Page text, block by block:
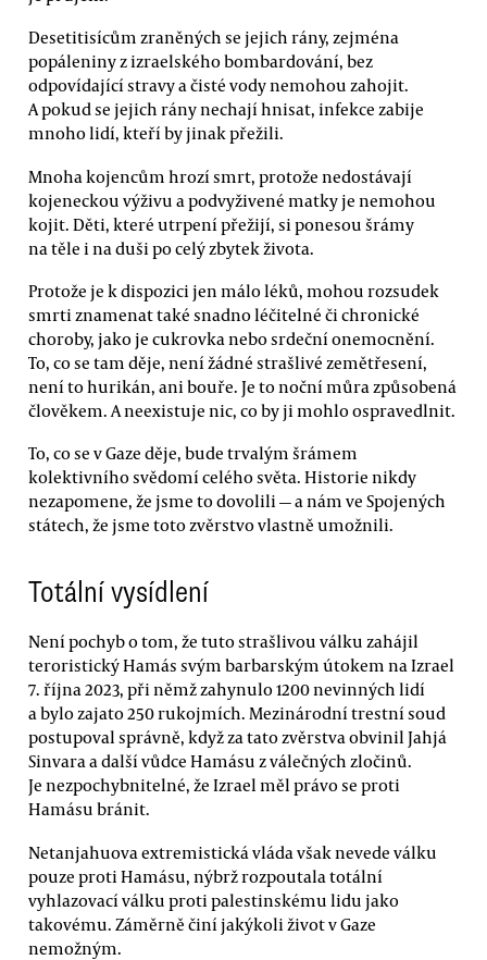
Desetitisícům zraněných se jejich rány, zejména
popáleniny z izraelského bombardování, bez
odpovídající stravy a čisté vody nemohou zahojit.
A pokud se jejich rány nechají hnisat, infekce zabije
mnoho lidí, kteří by jinak přežili.
Mnoha kojencům hrozí smrt, protože nedostávají
kojeneckou výživu a podvyživené matky je nemohou
kojit. Děti, které utrpení přežijí, si ponesou šrámy
na těle i na duši po celý zbytek života.
Protože je k dispozici jen málo léků, mohou rozsudek
smrti znamenat také snadno léčitelné či chronické
choroby, jako je cukrovka nebo srdeční onemocnění.
To, co se tam děje, není žádné strašlivé zemětřesení,
není to hurikán, ani bouře. Je to noční můra způsobená
člověkem. A neexistuje nic, co by ji mohlo ospravedlnit.
To, co se v Gaze děje, bude trvalým šrámem
kolektivního svědomí celého světa. Historie nikdy
nezapomene, že jsme to dovolili — a nám ve Spojených
státech, že jsme toto zvěrstvo vlastně umožnili.
Totální vysídlení
Není pochyb o tom, že tuto strašlivou válku zahájil
teroristický Hamás svým barbarským útokem na Izrael
7. října 2023, při němž zahynulo 1200 nevinných lidí
a bylo zajato 250 rukojmích. Mezinárodní trestní soud
postupoval správně, když za tato zvěrstva obvinil Jahjá
Sinvara a další vůdce Hamásu z válečných zločinů.
Je nezpochybnitelné, že Izrael měl právo se proti
Hamásu bránit.
Netanjahuova extremistická vláda však nevede válku
pouze proti Hamásu, nýbrž rozpoutala totální
vyhlazovací válku proti palestinskému lidu jako
takovému. Záměrně činí jakýkoli život v Gaze
nemožným.